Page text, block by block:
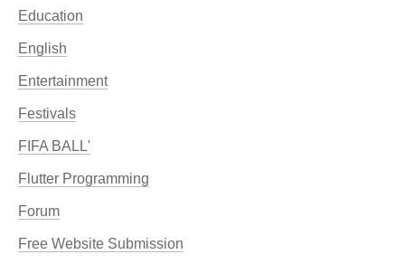
Education
English
Entertainment
Festivals
FIFA BALL'
Flutter Programming
Forum
Free Website Submission